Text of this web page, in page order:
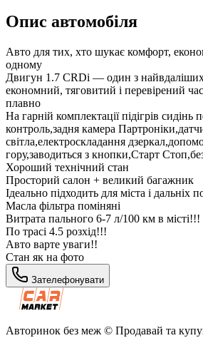
Опис автомобіля
Авто для тих, хто шукає комфорт,
одному
Двигун 1.7 CRDi — один з найвдаліших
економний, тяговитий і перевірений
плавно
На гарній комплектації підігрів сидінь
контроль,задня камера
світла,електроскладання
гору,заводиться з кнопки,Старт
Хороший технічний стан
Просторий салон + великий багажник
Ідеально підходить для міста і дальніх
Масла фільтра поміняні
Витрата пального 6-7 л/100 км в місті!!!
По трасі 4.5 розхід!!!
Авто варте уваги!!
Стан як на фото
Зателефонувати
Авторинок без меж © Продавай та